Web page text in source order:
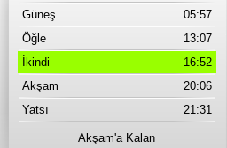
Güneş
05:57
Öğle
13:07
İkindi
16:52
Akşam
20:06
Yatsı
21:31
Akşam'a Kalan